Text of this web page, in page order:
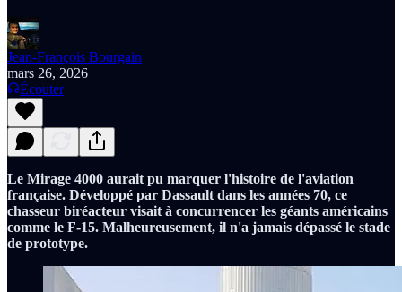
Jean-François Bourgain
mars 26, 2026
Écouter
Le Mirage 4000 aurait pu marquer l'histoire de l'aviation
française. Développé par Dassault dans les années 70, ce
chasseur biréacteur visait à concurrencer les géants américains
comme le F-15. Malheureusement, il n'a jamais dépassé le stade
de prototype.